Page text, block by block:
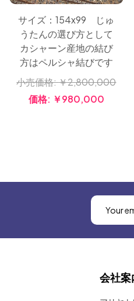
サイズ：154x99 じゅ
うたんの選び方として
カシャーン産地の結び
方はペルシャ結びです
小売価格:￥2,800,000
価格: ￥980,000
会社案